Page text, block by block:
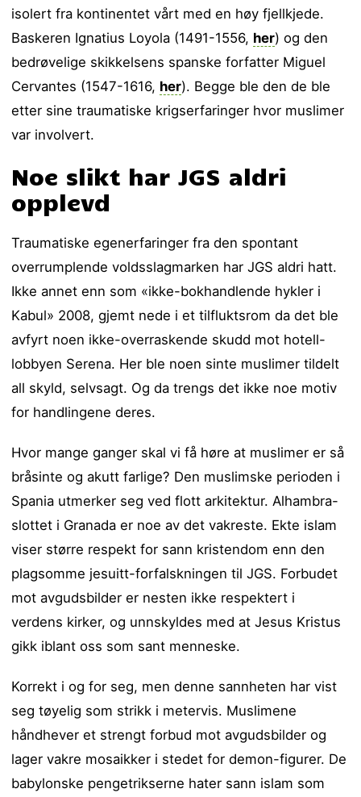
isolert fra kontinentet vårt med en høy fjellkjede.
Baskeren Ignatius Loyola (1491-1556, her) og den
bedrøvelige skikkelsens spanske forfatter Miguel
Cervantes (1547-1616, her). Begge ble den de ble
etter sine traumatiske krigserfaringer hvor muslimer
var involvert.
Noe slikt har JGS aldri
opplevd
Traumatiske egenerfaringer fra den spontant
overrumplende voldsslagmarken har JGS aldri hatt.
Ikke annet enn som «ikke-bokhandlende hykler i
Kabul» 2008, gjemt nede i et tilfluktsrom da det ble
avfyrt noen ikke-overraskende skudd mot hotell-
lobbyen Serena. Her ble noen sinte muslimer tildelt
all skyld, selvsagt. Og da trengs det ikke noe motiv
for handlingene deres.
Hvor mange ganger skal vi få høre at muslimer er så
bråsinte og akutt farlige? Den muslimske perioden i
Spania utmerker seg ved flott arkitektur. Alhambra-
slottet i Granada er noe av det vakreste. Ekte islam
viser større respekt for sann kristendom enn den
plagsomme jesuitt-forfalskningen til JGS. Forbudet
mot avgudsbilder er nesten ikke respektert i
verdens kirker, og unnskyldes med at Jesus Kristus
gikk iblant oss som sant menneske.
Korrekt i og for seg, men denne sannheten har vist
seg tøyelig som strikk i metervis. Muslimene
håndhever et strengt forbud mot avgudsbilder og
lager vakre mosaikker i stedet for demon-figurer. De
babylonske pengetrikserne hater sann islam som